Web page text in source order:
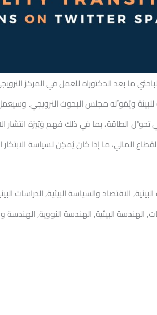
صديقة للبيئة ويُمَوِّله مجلس البحوث النرويجي.
الطاقة، بما في ذلك فهم وَتِيرَة انتشار
المالي، ما إذا كان يُمكِن لسياسة
البيئية, الاقتصاد والسياسة البيئية,
الهندسة البيئية, الهندسة النووية,